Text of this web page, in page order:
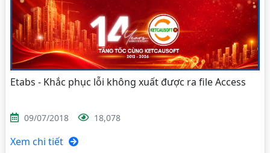
Etabs - Khắc phục lỗi không xuất được ra file Access
09/07/2018 18,078
Xem chi tiết